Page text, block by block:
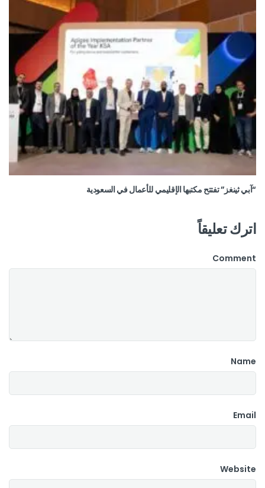
“آبي ثينغز” تفتتح مكتبها الإقليمي للأعمال في السعودية
اترك تعليقاً
Comment
Name
Email
Website